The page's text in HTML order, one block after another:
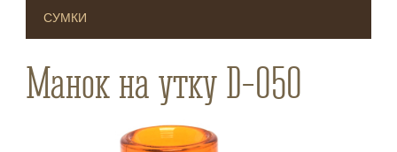
СУМКИ
Манок на утку D-050